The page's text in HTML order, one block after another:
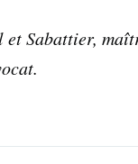
Sabattier,